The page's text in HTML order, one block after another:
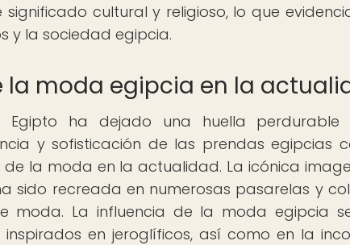
cultural y religioso, lo que
y la sociedad egipcia.
la moda egipcia en la
Egipto ha dejado una huella
y sofisticación de las prendas egipcias
la moda en la actualidad. La icónica
sido recreada en numerosas pasarelas y
moda. La influencia de la moda egipcia
en jeroglíficos, así como en la